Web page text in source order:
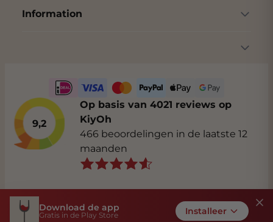
Information
9,2
Op basis van 4021 reviews op
KiyOh
466 beoordelingen in de laatste 12
maanden
Algemene voorwaarden Privacybeleid
Download de app
Gratis in de Play Store Installeer